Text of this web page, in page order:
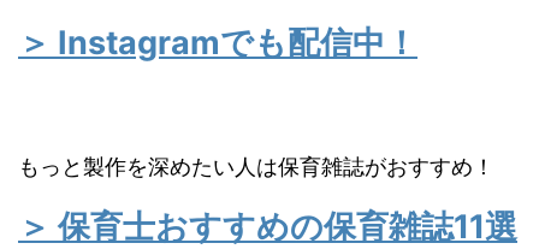
＞ Instagramでも配信中！
もっと製作を深めたい人は保育雑誌がおすすめ！
＞ 保育士おすすめの保育雑誌11選